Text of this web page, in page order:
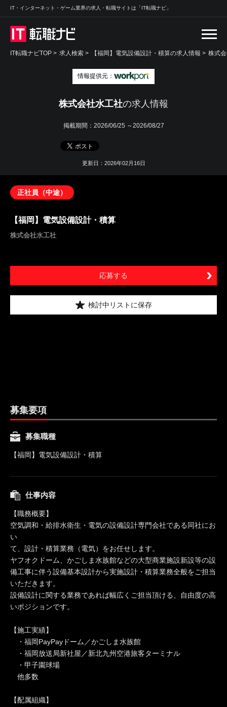
IT・インターネット・ゲーム業界の求人・転職サイトは「IT転職ナビ」
IT転職ナビTOP > 求人検索 > 【福岡】電気設備設計・積算の求人情報 > 株式
情報提供元：
株式会社水工社の求人情報
掲載期間： 2026/06/25 ～2026/08/27
更新日：2026年02月16日
正社員（中途）
【福岡】電気設備設計・積算
株式会社水工社
応募する
検討中リストに保存
募集要項
募集職種
【福岡】電気設備設計・積算
仕事内容
【職務概要】
空気調和・給排水衛生・電気の設備設計専門会社である同社にお
い
て、設計・積算業務（電気）をお任せします。
ヤフオクドーム、かごしま水族館などの大型商業施設新設等の設
備工事に伴う設備基本設計から実施設計・積算業務全般をご担当
いただきます。
設備設計に関する業務であれば幅広くご担当頂ける、自由度の高
いポジションです。
【施工実績】
・福岡PayPayドーム／かごしま水族館
・福岡放送局新社屋／新北九州空港旅客ターミナル
・甲子園球場
他多数
【配属組織】